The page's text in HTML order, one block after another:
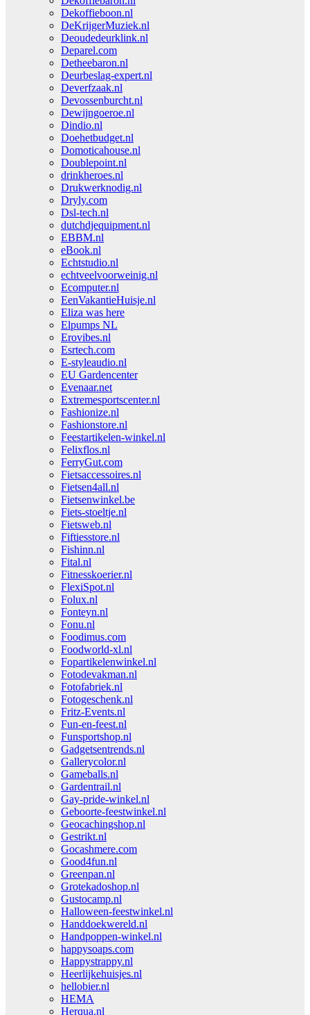
Dekoffieboon.nl
DeKrijgerMuziek.nl
Deoudedeurklink.nl
Deparel.com
Detheebaron.nl
Deurbeslag-expert.nl
Deverfzaak.nl
Devossenburcht.nl
Dewijngoeroe.nl
Dindio.nl
Doehetbudget.nl
Domoticahouse.nl
Doublepoint.nl
drinkheroes.nl
Drukwerknodig.nl
Dryly.com
Dsl-tech.nl
dutchdjequipment.nl
EBBM.nl
eBook.nl
Echtstudio.nl
echtveelvoorweinig.nl
Ecomputer.nl
EenVakantieHuisje.nl
Eliza was here
Elpumps NL
Erovibes.nl
Esrtech.com
E-styleaudio.nl
EU Gardencenter
Evenaar.net
Extremesportscenter.nl
Fashionize.nl
Fashionstore.nl
Feestartikelen-winkel.nl
Felixflos.nl
FerryGut.com
Fietsaccessoires.nl
Fietsen4all.nl
Fietsenwinkel.be
Fiets-stoeltje.nl
Fietsweb.nl
Fiftiesstore.nl
Fishinn.nl
Fital.nl
Fitnesskoerier.nl
FlexiSpot.nl
Folux.nl
Fonteyn.nl
Fonu.nl
Foodimus.com
Foodworld-xl.nl
Fopartikelenwinkel.nl
Fotodevakman.nl
Fotofabriek.nl
Fotogeschenk.nl
Fritz-Events.nl
Fun-en-feest.nl
Funsportshop.nl
Gadgetsentrends.nl
Gallerycolor.nl
Gameballs.nl
Gardentrail.nl
Gay-pride-winkel.nl
Geboorte-feestwinkel.nl
Geocachingshop.nl
Gestrikt.nl
Gocashmere.com
Good4fun.nl
Greenpan.nl
Grotekadoshop.nl
Gustocamp.nl
Halloween-feestwinkel.nl
Handdoekwereld.nl
Handpoppen-winkel.nl
happysoaps.com
Happystrappy.nl
Heerlijkehuisjes.nl
hellobier.nl
HEMA
Herqua.nl